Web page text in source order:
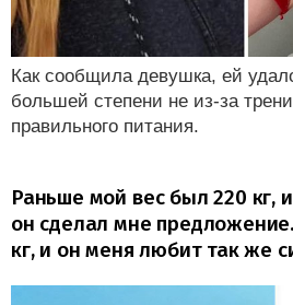
Как сообщила девушка, ей
большей степени не из-за
правильного питания.
Раньше мой вес был 220 кг,
он сделал мне
кг, и он меня любит так же